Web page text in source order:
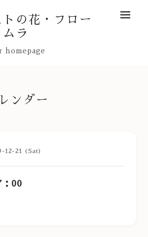
の花・フロー
ラ
homepage
メニュ
ンダー
12-21 (Sat)
：00